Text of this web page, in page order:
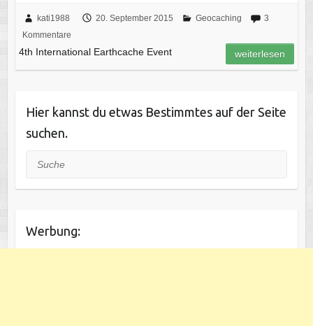
kati1988 20. September 2015 Geocaching
3
Kommentare
4th International Earthcache Event weiterlesen
Hier kannst du etwas Bestimmtes auf der Seite
suchen.
Suche
Werbung: